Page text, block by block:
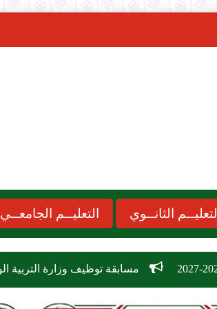
التعليــم الثانــوي التعليــم الجامعــي
مسابقة توظيف وزارة التربية الوطنية 2026: دليل الشروط، التخصصات، وكيفية التسجيل في 26,209 منصب